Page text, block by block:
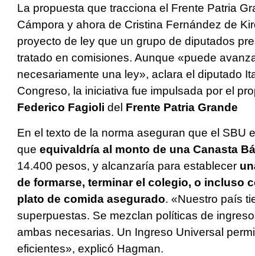
La propuesta que tracciona el Frente Patria
Cámpora y ahora de Cristina Fernández de
proyecto de ley que un grupo de diputados
tratado en comisiones. Aunque «puede
necesariamente una ley», aclara el diputado
Congreso, la iniciativa fue impulsada por el
Federico Fagioli del Frente Patria Grande
En el texto de la norma aseguran que el SBU
que equivaldría al monto de una Canasta
14.400 pesos, y alcanzaría para establecer
de formarse, terminar el colegio, o incluso
plato de comida asegurado. «Nuestro país
superpuestas. Se mezclan políticas de
ambas necesarias. Un Ingreso Universal
eficientes», explicó Hagman.